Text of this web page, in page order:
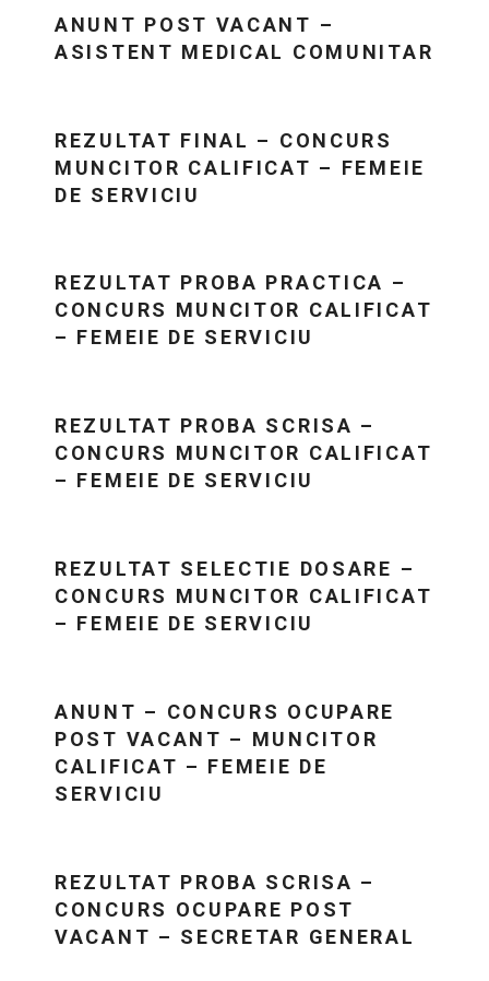
ANUNT POST VACANT –
ASISTENT MEDICAL COMUNITAR
REZULTAT FINAL – CONCURS
MUNCITOR CALIFICAT – FEMEIE
DE SERVICIU
REZULTAT PROBA PRACTICA –
CONCURS MUNCITOR CALIFICAT
– FEMEIE DE SERVICIU
REZULTAT PROBA SCRISA –
CONCURS MUNCITOR CALIFICAT
– FEMEIE DE SERVICIU
REZULTAT SELECTIE DOSARE –
CONCURS MUNCITOR CALIFICAT
– FEMEIE DE SERVICIU
ANUNT – CONCURS OCUPARE
POST VACANT – MUNCITOR
CALIFICAT – FEMEIE DE
SERVICIU
REZULTAT PROBA SCRISA –
CONCURS OCUPARE POST
VACANT – SECRETAR GENERAL